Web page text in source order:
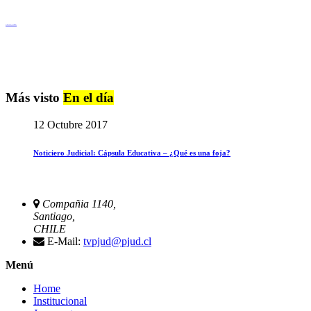
Más visto En el día
12 Octubre 2017
Noticiero Judicial: Cápsula Educativa – ¿Qué es una foja?
Compañia 1140,
Santiago,
CHILE
E-Mail: tvpjud@pjud.cl
Menú
Home
Institucional